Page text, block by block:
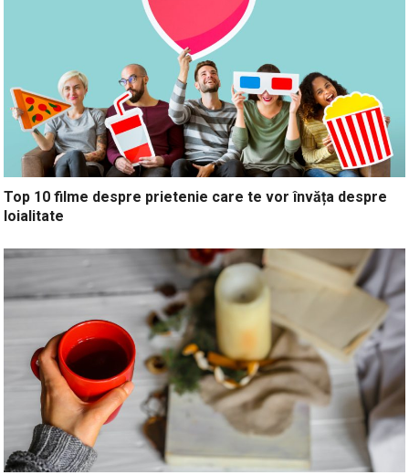
Top 10 filme despre prietenie care te vor învăța despre
loialitate